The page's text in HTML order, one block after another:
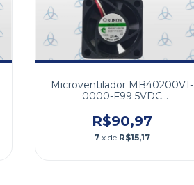
Microventilador MB40200V1-
0000-F99 5VDC
R$90,97
7 x de R$15,17